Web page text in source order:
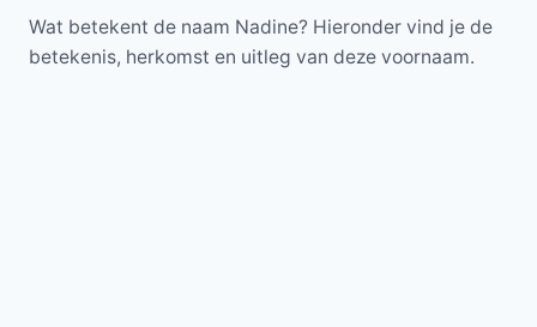
Wat betekent de naam Nadine? Hieronder vind je de
betekenis, herkomst en uitleg van deze voornaam.